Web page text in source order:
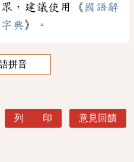
，建議使用《 國語辭
典》。
拼音
列 印 意見回饋